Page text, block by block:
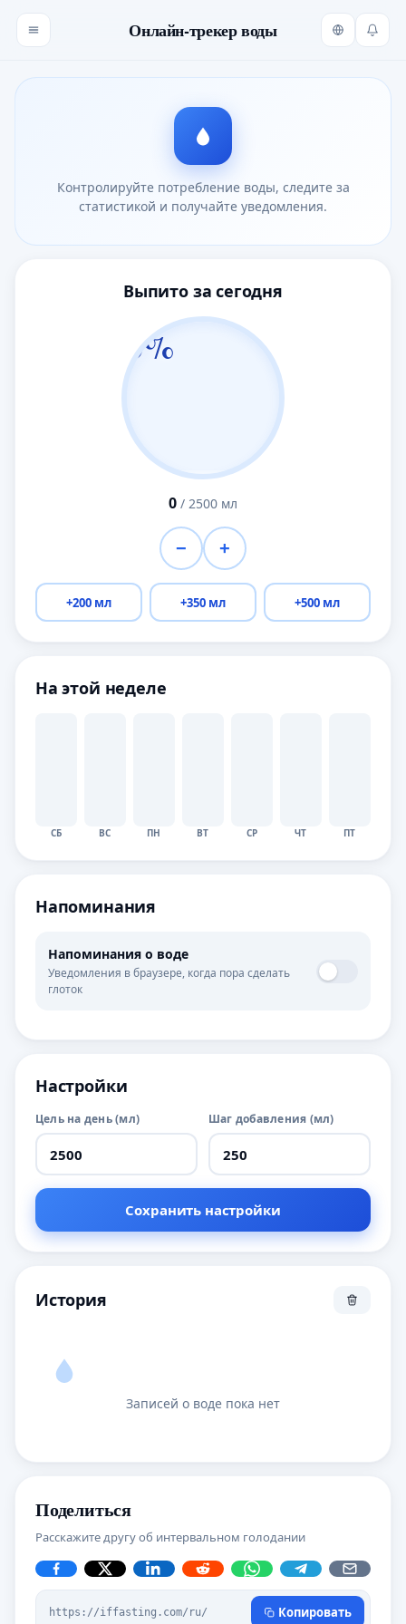
Онлайн-трекер воды
Контролируйте потребление воды, следите за
статистикой и получайте уведомления.
Выпито за сегодня
0%
0 / 2500 мл
− +
+200 мл +350 мл +500 мл
На этой неделе
СБ ВС ПН ВТ СР ЧТ ПТ
Напоминания
Напоминания о воде
Уведомления в браузере, когда пора сделать
глоток
Настройки
Цель на день (мл) Шаг добавления (мл)
Сохранить настройки
История
Записей о воде пока нет
Поделиться
Расскажите другу об интервальном голодании
https://iffasting.com/ru/ Копировать